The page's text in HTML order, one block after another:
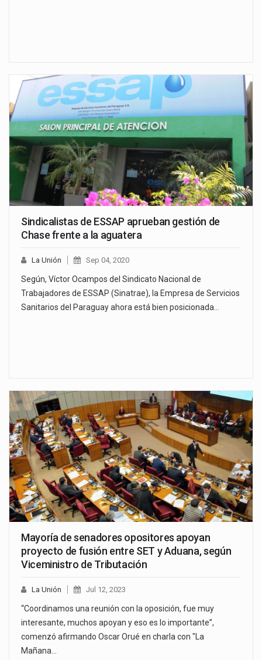
Sindicalistas de ESSAP aprueban gestión de
Chase frente a la aguatera
La Unión Sep 04, 2020
Según, Víctor Ocampos del Sindicato Nacional de
Trabajadores de ESSAP (Sinatrae), la Empresa de Servicios
Sanitarios del Paraguay ahora está bien posicionada…
Mayoría de senadores opositores apoyan
proyecto de fusión entre SET y Aduana, según
Viceministro de Tributación
La Unión Jul 12, 2023
“Coordinamos una reunión con la oposición, fue muy
interesante, muchos apoyan y eso es lo importante”,
comenzó afirmando Oscar Orué en charla con "La
Mañana…